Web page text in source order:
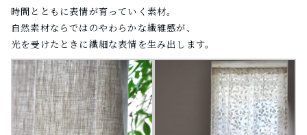
時間とともに表情が育っていく素材。
自然素材ならではのやわらかな繊維感が、
光を受けたときに繊細な表情を生み出します。